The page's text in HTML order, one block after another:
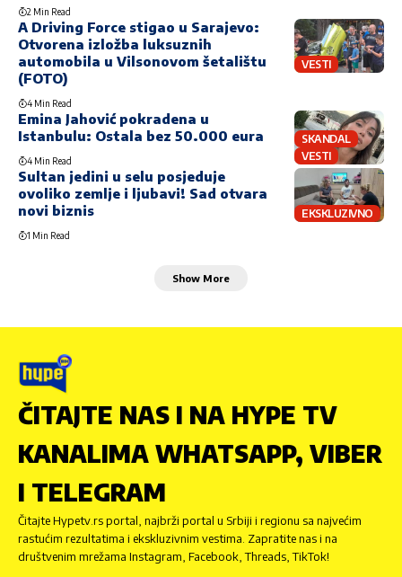
2 Min Read
VESTI
A Driving Force stigao u Sarajevo:
Otvorena izložba luksuznih
automobila u Vilsonovom šetalištu
(FOTO)
4 Min Read
SKANDAL
VESTI
Emina Jahović pokradena u
Istanbulu: Ostala bez 50.000 eura
4 Min Read
EKSKLUZIVNO
Sultan jedini u selu posjeduje
ovoliko zemlje i ljubavi! Sad otvara
novi biznis
1 Min Read
Show More
ČITAJTE NAS I NA HYPE TV
KANALIMA WHATSAPP, VIBER
I TELEGRAM
Čitajte Hypetv.rs portal, najbrži portal u Srbiji i regionu sa najvećim
rastućim rezultatima i ekskluzivnim vestima. Zapratite nas i na
društvenim mrežama Instagram, Facebook, Threads, TikTok!